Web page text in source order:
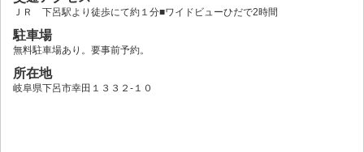
ＪＲ 下呂駅より徒歩にて約１分■ワイドビューひだで2時間
駐車場
無料駐車場あり。要事前予約。
所在地
岐阜県下呂市幸田１３３２‐１０